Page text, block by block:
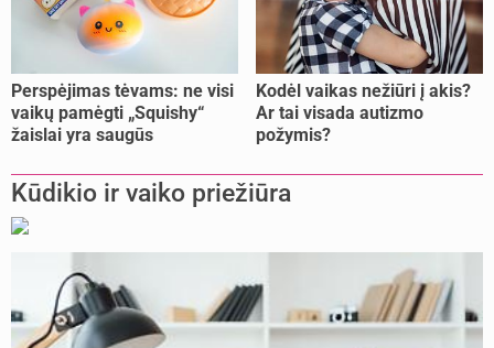
Perspėjimas tėvams: ne visi
vaikų pamėgti „Squishy“
žaislai yra saugūs
Kodėl vaikas nežiūri į akis?
Ar tai visada autizmo
požymis?
Kūdikio ir vaiko priežiūra